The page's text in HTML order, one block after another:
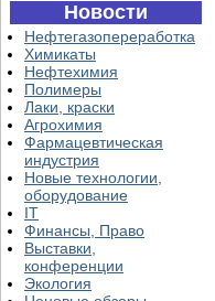
Новости
Нефтегазопереработка
Химикаты
Нефтехимия
Полимеры
Лаки, краски
Агрохимия
Фармацевтическая
индустрия
Новые технологии,
оборудование
IT
Финансы, Право
Выставки,
конференции
Экология